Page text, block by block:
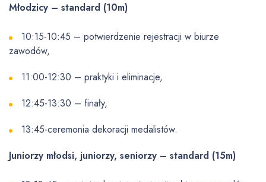
Młodzicy – standard (10m)
10:15-10:45 – potwierdzenie rejestracji w biurze
zawodów,
11:00-12:30 – praktyki i eliminacje,
12:45-13:30 – finały,
13:45-ceremonia dekoracji medalistów.
Juniorzy młodsi, juniorzy, seniorzy – standard (15m)